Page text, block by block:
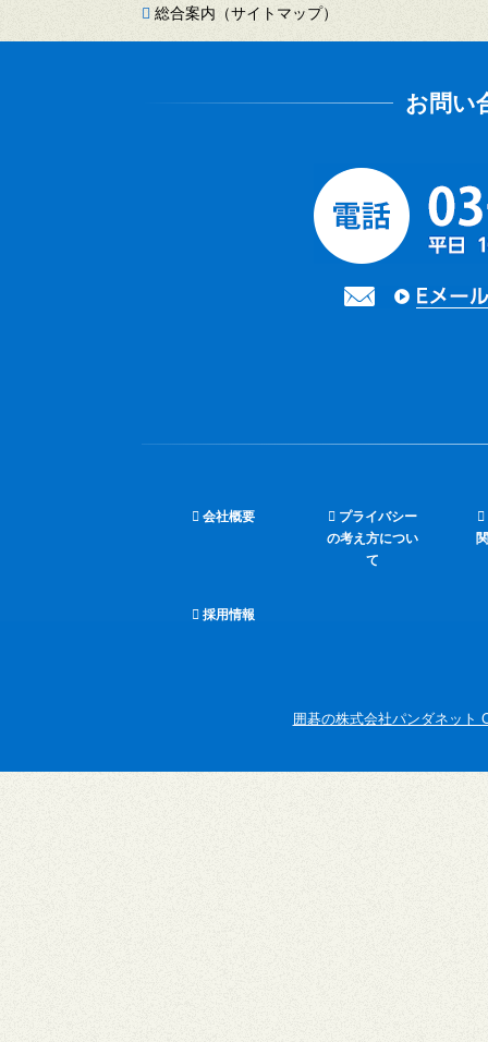
総合案内（サイトマップ）
会社概要
プライバシー
の考え方につい
て
採用情報
囲碁の株式会社パンダネット